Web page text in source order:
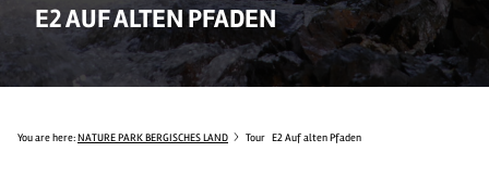
E2 AUF ALTEN PFADEN
You are here:NATURE PARK BERGISCHES LAND Tour E2 Auf alten Pfaden